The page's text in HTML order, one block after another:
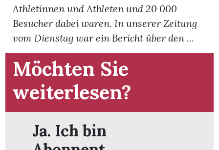
Athletinnen und Athleten und 20 000
Besucher dabei waren. In unserer Zeitung
vom Dienstag war ein Bericht über den ...
Möchten Sie
weiterlesen?
Ja. Ich bin